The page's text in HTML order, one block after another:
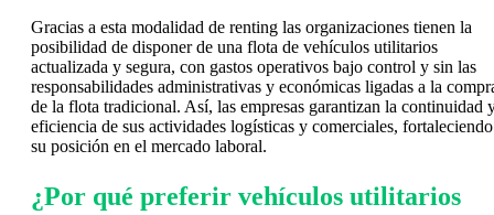
Gracias a esta modalidad de renting las organizaciones tienen la
posibilidad de disponer de una flota de vehículos utilitarios
actualizada y segura, con gastos operativos bajo control y sin las
responsabilidades administrativas y económicas ligadas a la
de la flota tradicional. Así, las empresas garantizan la continuidad
eficiencia de sus actividades logísticas y comerciales, fortaleciendo
su posición en el mercado laboral.
¿Por qué preferir vehículos utilitarios